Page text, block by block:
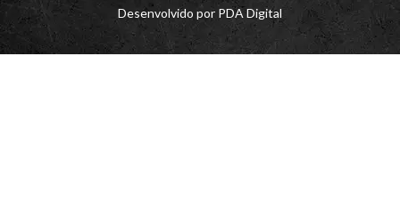
Desenvolvido por PDA Digital